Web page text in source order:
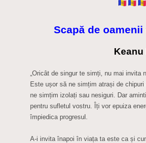
Scapă de
Keanu
„Oricât de singur te simți, nu mai invita
Este ușor să ne simțim atrași de
ne simțim izolați sau nesiguri. Dar
pentru sufletul vostru. Îți vor epuiza
împiedica progresul.
A-i invita înapoi în viața ta este ca și